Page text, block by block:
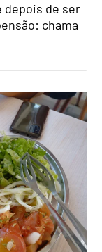
depois de ser
chama